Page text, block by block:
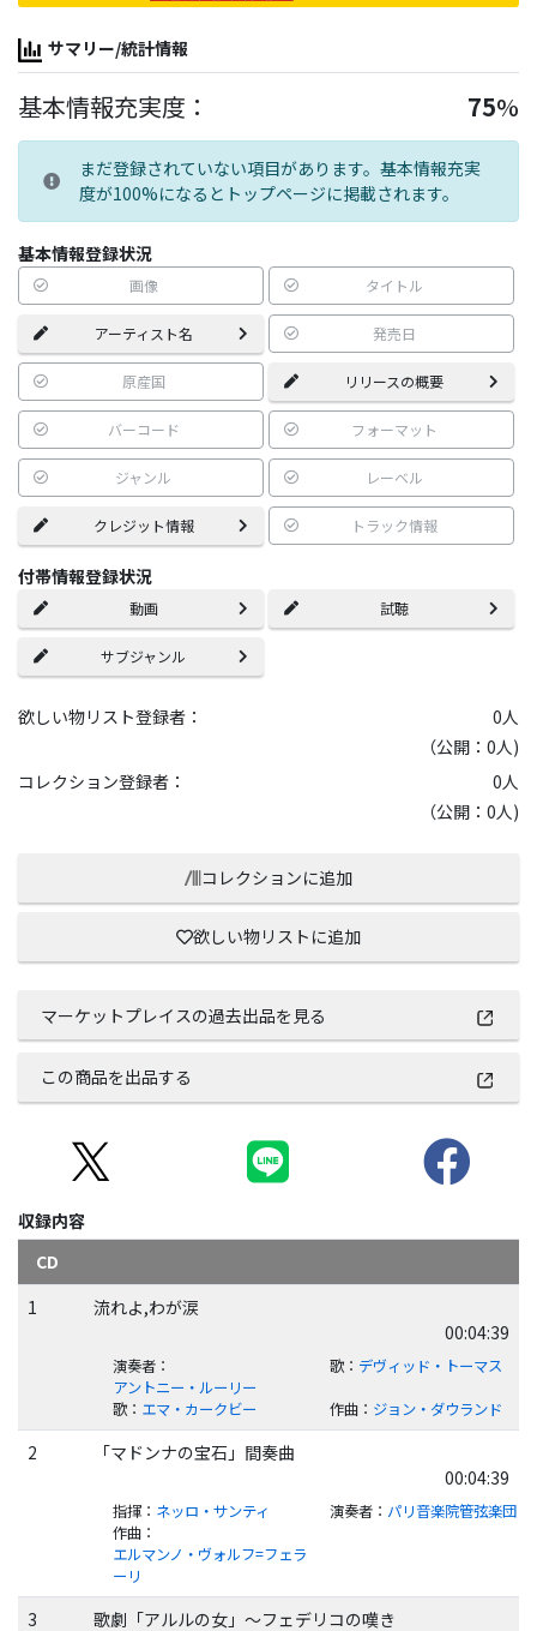
サマリー/統計情報
基本情報充実度： 75%
まだ登録されていない項目があります。基本情報充実
度が100%になるとトップページに掲載されます。
基本情報登録状況
画像 タイトル
アーティスト名 発売日
原産国 リリースの概要
バーコード フォーマット
ジャンル レーベル
クレジット情報 トラック情報
付帯情報登録状況
動画 試聴
サブジャンル
欲しい物リスト登録者： 0人
（公開：0人)
コレクション登録者：
0人
（公開：0人)
コレクションに追加
欲しい物リストに追加
マーケットプレイスの過去出品を見る
この商品を出品する
収録内容
CD
1
流れよ,わが涙
00:04:39
演奏者：
アントニー・ルーリー
歌： デヴィッド・トーマス
歌： エマ・カークビー 作曲： ジョン・ダウランド
2
「マドンナの宝石」間奏曲
00:04:39
指揮： ネッロ・サンティ 演奏者： パリ音楽院管弦楽団
作曲：
エルマンノ・ヴォルフ=フェラ
ーリ
3 歌劇「アルルの女」～フェデリコの嘆き